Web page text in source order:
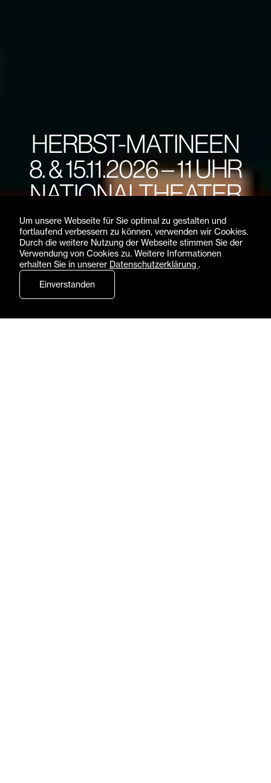
HERBST-MATINEEN
8. & 15.11.2026 – 11 UHR
NATIONALTHEATER
MÜNCHEN
Tickets reservieren
Um unsere Webseite für Sie optimal zu gestalten und
fortlaufend verbessern zu können, verwenden wir Cookies.
Durch die weitere Nutzung der Webseite stimmen Sie der
Verwendung von Cookies zu. Weitere Informationen
erhalten Sie in unserer Datenschutzerklärung .
Einverstanden